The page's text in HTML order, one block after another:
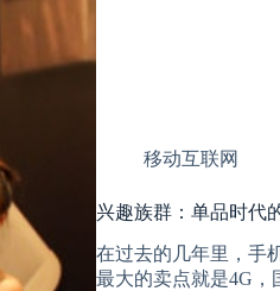
移动互联网
兴趣族群：单品时代
在过去的几年里，手
最大的卖点就是4G，